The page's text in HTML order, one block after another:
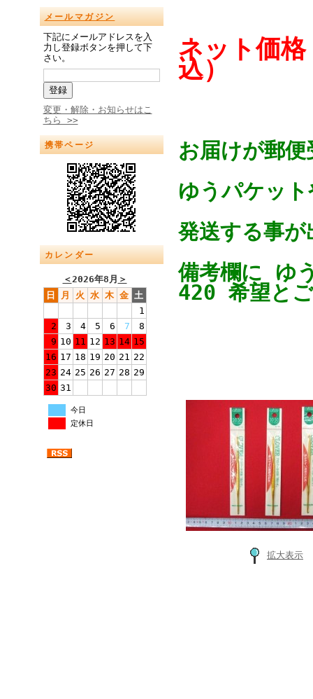
メールマガジン
下記にメールアドレスを入
力し登録ボタンを押して下
さい。
変更・解除・お知らせはこ
ちら >>
携帯ページ
カレンダー
＜2026年8月 ＞
日
月 火 水 木 金 土
1
2
3 4 5 6 7
8
9 10 11 12 13 14 15
16 17 18 19 20 21 22
23 24 25 26 27 28 29
30 31
今日
定休日
ネット価
込）
お届けが郵
ゆうパケッ
発送する事が
備考欄に ゆ
420 希望と
拡大表示